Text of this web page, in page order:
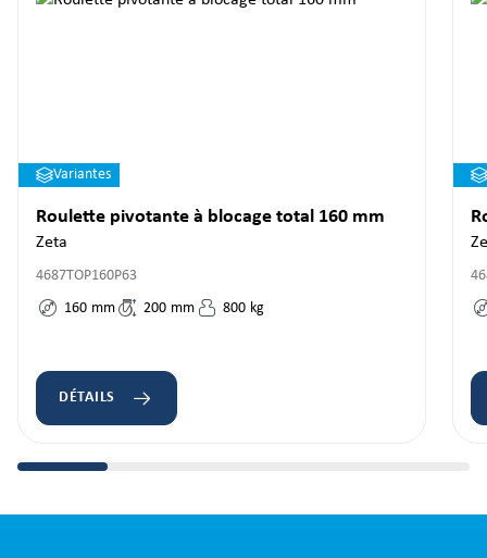
Variantes
Roulette pivotante à blocage total 160 mm
Zeta
4687TOP160P63
160 mm 200 mm 800 kg
DÉTAILS